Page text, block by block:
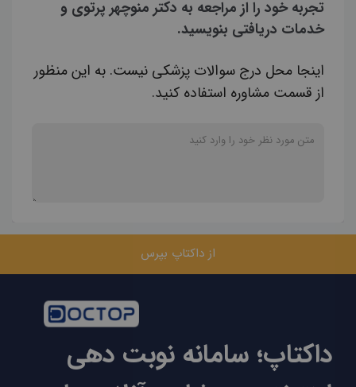
تجربه خود را از مراجعه به دکتر منوچهر پرتوی و
خدمات دریافتی بنویسید.
اینجا محل درج سوالات پزشکی نیست. به این منظور
از قسمت مشاوره استفاده کنید.
از داکتاپ بپرس
داکتاپ؛ سامانه نوبت دهی